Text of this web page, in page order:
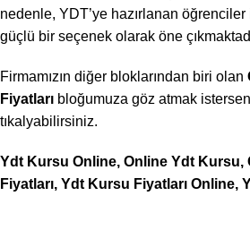
nedenle, YDT’ye hazırlanan
güçlü bir seçenek olarak öne
Firmamızın diğer bloklarından biri olan
Fiyatları bloğumuza göz atmak
tıkalyabilirsiniz.
Ydt Kursu Online, Online Ydt Kursu,
Fiyatları, Ydt Kursu Fiyatları Online,